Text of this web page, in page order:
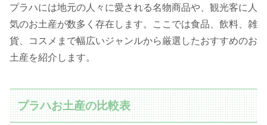
プラハには地元の人々に愛される名物商品や、観光客に人
気のお土産が数多く存在します。ここでは食品、飲料、雑
貨、コスメまで幅広いジャンルから厳選したおすすめのお
土産を紹介します。
プラハお土産の比較表